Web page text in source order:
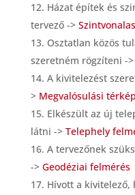
Házat építek és
tervező ->
Osztatlan közös
szeretném rögzíteni ->
A kivitelezést
> Megvalósulási
Elkészült az új
látni -> Telephely
A tervezőnek
-> Geodéziai felmérés
Hívott a